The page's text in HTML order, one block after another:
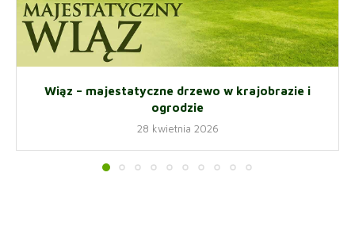
Wiąz – majestatyczne drzewo w krajobrazie i
ogrodzie
28 kwietnia 2026